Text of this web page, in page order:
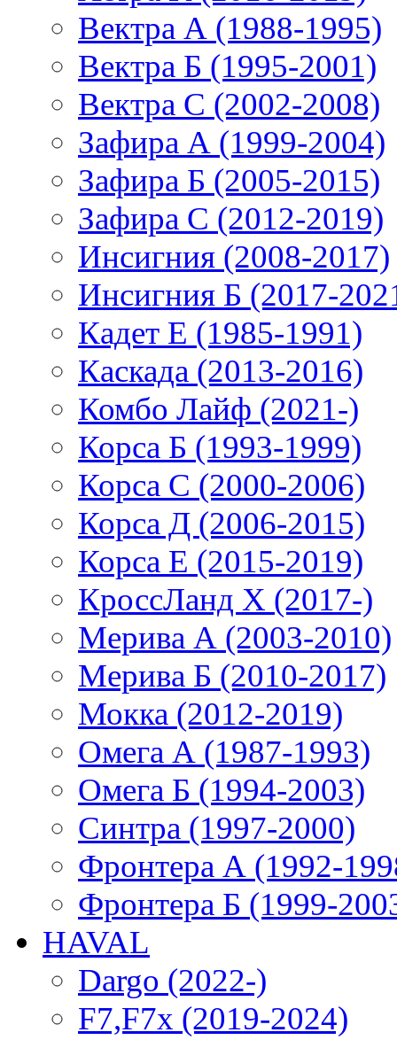
Вектра А (1988-1995)
Вектра Б (1995-2001)
Вектра С (2002-2008)
Зафира А (1999-2004)
Зафира Б (2005-2015)
Зафира С (2012-2019)
Инсигния (2008-2017)
Инсигния Б (2017-
Кадет Е (1985-1991)
Каскада (2013-2016)
Комбо Лайф (2021-)
Корса Б (1993-1999)
Корса С (2000-2006)
Корса Д (2006-2015)
Корса E (2015-2019)
КроссЛанд X (2017-)
Мерива А (2003-2010)
Мерива Б (2010-2017)
Мокка (2012-2019)
Омега А (1987-1993)
Омега Б (1994-2003)
Синтра (1997-2000)
Фронтера А (1992-
Фронтера Б (1999-
HAVAL
Dargo (2022-)
F7,F7x (2019-2024)